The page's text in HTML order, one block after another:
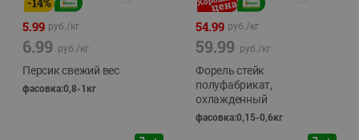
5.99 руб./кг
6.99 руб./кг
Персик свежий вес
фасовка:0,8-1кг
54.99 руб./кг
59.99 руб./кг
Форель стейк
полуфабрикат,
охлажденный
фасовка:0,15-0,6кг